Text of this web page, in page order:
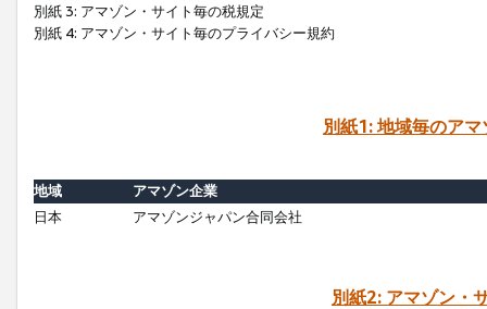
別紙 3: アマゾン・サイト毎の税規定
別紙 4: アマゾン・サイト毎のプライバシー規約
別紙1: 地域毎のア
地域
アマゾン企業
日本
アマゾンジャパン合同会社
別紙2: アマゾン・